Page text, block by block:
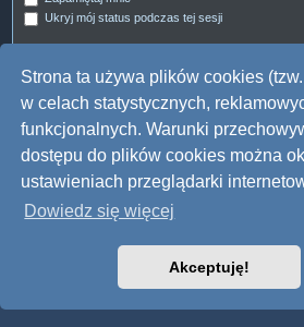
Strona ta używa plików cookies
w celach statystycznych,
funkcjonalnych. Warunki
dostępu do plików cookies można
ustawieniach przeglądarki
Dowiedz się więcej
Akceptuję!
Ukryj mój status podczas tej sesji
Strona domowa Forum Satedu
Technologię dostarcza
® Forum
Polski pakiet językowy dostarcza
Zasady ochrony danych osobowych